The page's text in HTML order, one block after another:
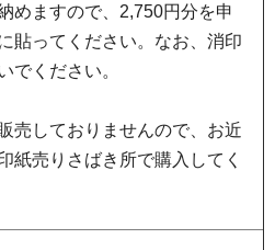
めますので、2,750円分を申
貼ってください。なお、消印
でください。
売しておりませんので、お近
紙売りさばき所で購入してく